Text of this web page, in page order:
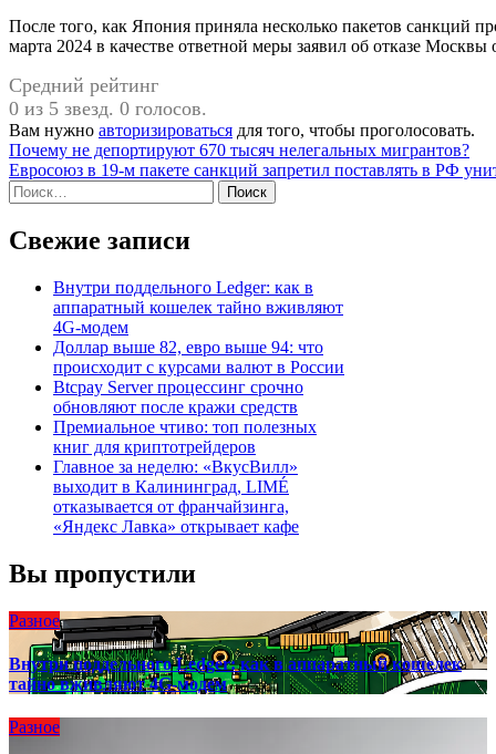
После того, как Япония приняла несколько пакетов санкций
марта 2024 в качестве ответной меры заявил об отказе
Средний рейтинг
0 из 5 звезд. 0 голосов.
Вам нужно авторизироваться для того, чтобы проголосовать.
Навигация
по
записям
Почему не депортируют 670 тысяч нелегальных мигрантов?
Евросоюз в 19-м пакете санкций запретил поставлять в РФ
Найти:
Свежие записи
Внутри поддельного Ledger: как в
аппаратный кошелек тайно вживляют
4G-модем
Доллар выше 82, евро выше 94: что
происходит с курсами валют в России
Btcpay Server процессинг срочно
обновляют после кражи средств
Премиальное чтиво: топ полезных
книг для криптотрейдеров
Главное за неделю: «ВкусВилл»
выходит в Калининград, LIMÉ
отказывается от франчайзинга,
«Яндекс Лавка» открывает кафе
Вы пропустили
Разное
Внутри поддельного Ledger: как в аппаратный кошелек
тайно вживляют 4G-модем
Разное